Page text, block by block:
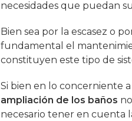
necesidades que puedan
Bien sea por la escasez o
fundamental el
constituyen este tipo de
Si bien en lo concerniente
ampliación de los baños
necesario tener en cuenta